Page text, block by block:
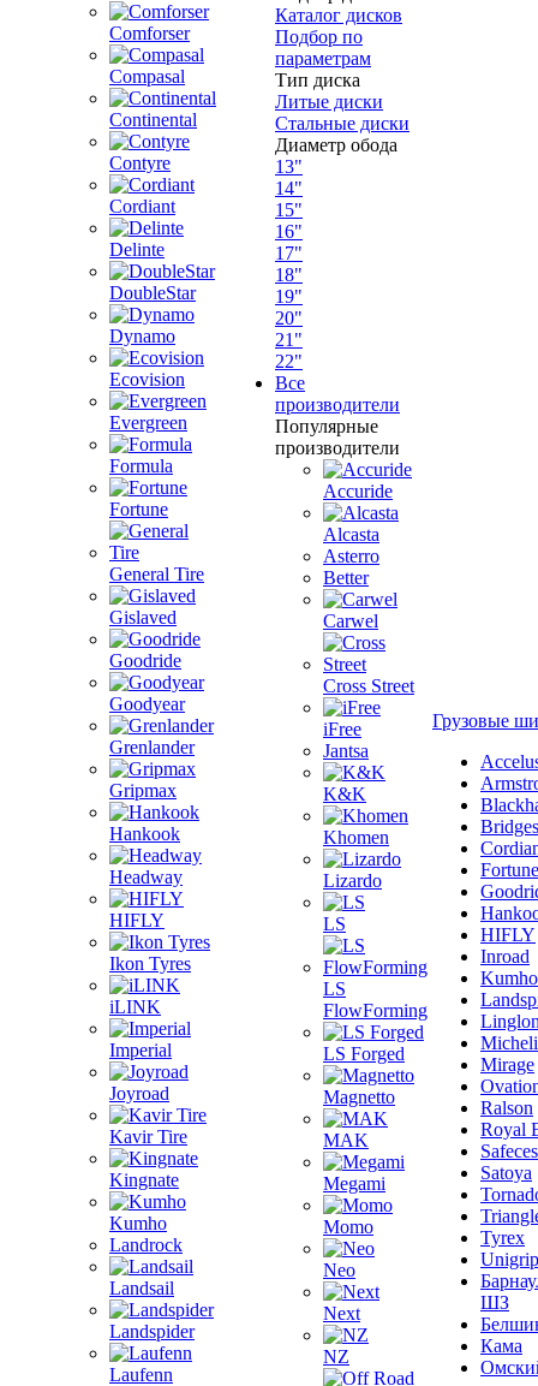
Comforser
Compasal
Continental
Contyre
Cordiant
Delinte
DoubleStar
Dynamo
Ecovision
Evergreen
Formula
Fortune
General Tire
Gislaved
Goodride
Goodyear
Grenlander
Gripmax
Hankook
Headway
HIFLY
Ikon Tyres
iLINK
Imperial
Joyroad
Kavir Tire
Kingnate
Kumho
Landrock
Landsail
Landspider
Laufenn
Каталог дисков
Подбор по
параметрам
Тип диска
Литые диски
Стальные диски
Диаметр обода
13"
14"
15"
16"
17"
18"
19"
20"
21"
22"
Все
производители
Популярные
производители
Accuride
Alcasta
Asterro
Better
Carwel
Cross Street
iFree
Jantsa
K&K
Khomen
Lizardo
LS
LS
FlowForming
LS Forged
Magnetto
MAK
Megami
Momo
Neo
Next
NZ
Грузовые
Fortune
HIFLY
Inroad
Kumho
Mirage
Ralson
Royal
Satoya
Tyrex
Unigrip
ШЗ
Кама